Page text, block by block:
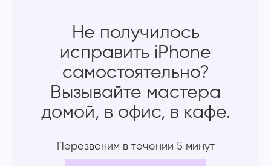
Не получилось
исправить iPhone
самостоятельно?
Вызывайте мастера
домой, в офис, в кафе.
Перезвоним в течении 5 минут